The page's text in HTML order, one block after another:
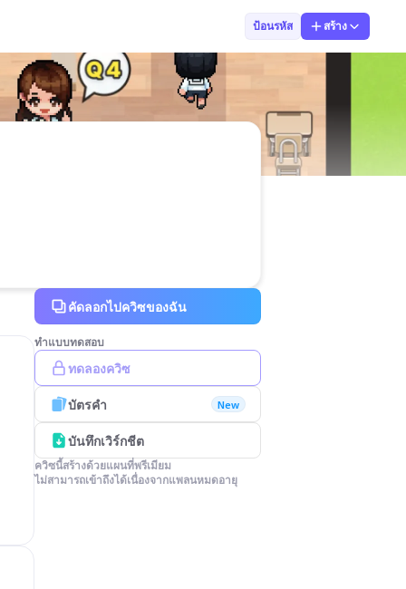
ป้อนรหัส สร้าง
คัดลอกไปควิซของฉัน
ทำแบบทดสอบ
ทดลองควิซ
บัตรคำ New
บันทึกเวิร์กชีต
ควิซนี้สร้างด้วยแผนที่พรีเมียม
ไม่สามารถเข้าถึงได้เนื่องจากแพลนหมดอายุ